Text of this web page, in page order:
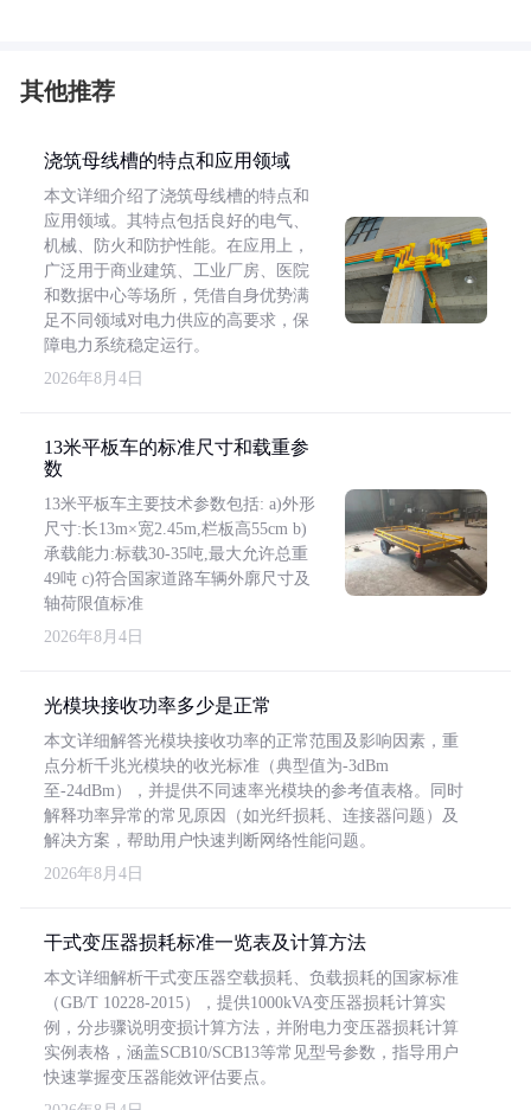
其他推荐
浇筑母线槽的特点和应用领域
本文详细介绍了浇筑母线槽的特点和
应用领域。其特点包括良好的电气、
机械、防火和防护性能。在应用上，
广泛用于商业建筑、工业厂房、医院
和数据中心等场所，凭借自身优势满
足不同领域对电力供应的高要求，保
障电力系统稳定运行。
2026年8月4日
13米平板车的标准尺寸和载重参
数
13米平板车主要技术参数包括: a)外形
尺寸:长13m×宽2.45m,栏板高55cm b)
承载能力:标载30-35吨,最大允许总重
49吨 c)符合国家道路车辆外廓尺寸及
轴荷限值标准
2026年8月4日
光模块接收功率多少是正常
本文详细解答光模块接收功率的正常范围及影响因素，重
点分析千兆光模块的收光标准（典型值为-3dBm
至-24dBm），并提供不同速率光模块的参考值表格。同时
解释功率异常的常见原因（如光纤损耗、连接器问题）及
解决方案，帮助用户快速判断网络性能问题。
2026年8月4日
干式变压器损耗标准一览表及计算方法
本文详细解析干式变压器空载损耗、负载损耗的国家标准
（GB/T 10228-2015），提供1000kVA变压器损耗计算实
例，分步骤说明变损计算方法，并附电力变压器损耗计算
实例表格，涵盖SCB10/SCB13等常见型号参数，指导用户
快速掌握变压器能效评估要点。